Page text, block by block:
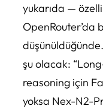
yukarıda —
OpenRouter’da
şu olacak:
reasoning için
yoksa Nex-N2-